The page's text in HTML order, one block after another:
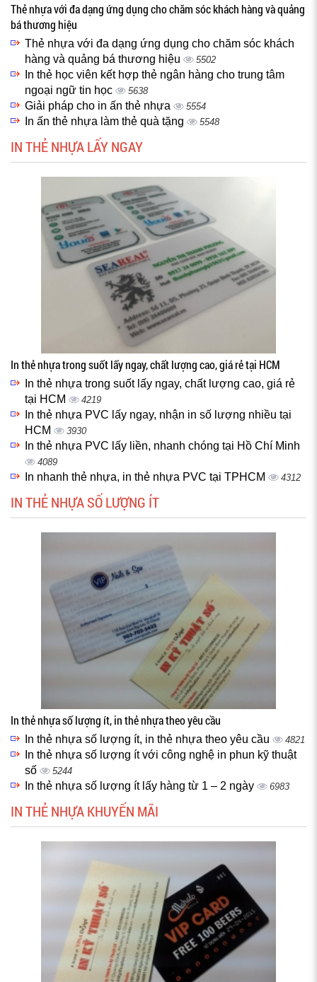
Thẻ nhựa với đa dạng ứng dụng cho chăm sóc khách hàng và quảng
bá thương hiệu
Thẻ nhựa với đa dạng ứng dụng cho chăm sóc khách
hàng và quảng bá thương hiệu
5502
In thẻ học viên kết hợp thẻ ngân hàng cho trung tâm
ngoại ngữ tin học
5638
Giải pháp cho in ấn thẻ nhựa 5554
In ấn thẻ nhựa làm thẻ quà tặng 5548
IN THẺ NHỰA LẤY NGAY
In thẻ nhựa trong suốt lấy ngay, chất lượng cao, giá rẻ tại HCM
In thẻ nhựa trong suốt lấy ngay, chất lượng cao, giá rẻ
tại HCM
4219
In thẻ nhựa PVC lấy ngay, nhận in số lượng nhiều tại
HCM
3930
In thẻ nhựa PVC lấy liền, nhanh chóng tại Hồ Chí Minh
4089
In nhanh thẻ nhựa, in thẻ nhựa PVC tại TPHCM 4312
IN THẺ NHỰA SỐ LƯỢNG ÍT
In thẻ nhựa số lượng ít, in thẻ nhựa theo yêu cầu
In thẻ nhựa số lượng ít, in thẻ nhựa theo yêu cầu 4821
In thẻ nhựa số lượng ít với công nghệ in phun kỹ thuật
số
5244
In thẻ nhựa số lượng ít lấy hàng từ 1 – 2 ngày 6983
IN THẺ NHỰA KHUYẾN MÃI